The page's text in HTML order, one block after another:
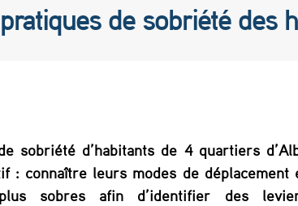
de sobriété des
sobriété d’habitants de 4 quartiers
: connaître leurs modes de déplacement
sobres afin d’identifier des